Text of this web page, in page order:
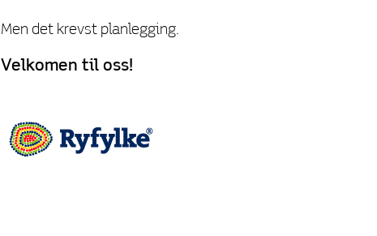
Men det krevst planlegging.
Velkomen til oss!